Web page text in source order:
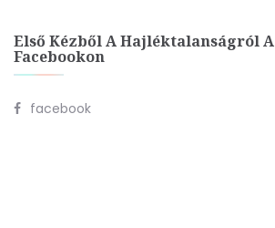
Első Kézből A Hajléktalanságról A
Facebookon
facebook